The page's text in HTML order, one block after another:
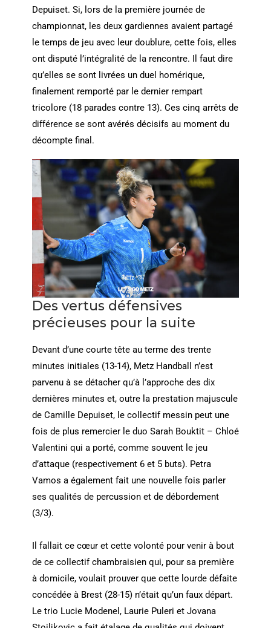
Depuiset. Si, lors de la première journée de
championnat, les deux gardiennes avaient partagé
le temps de jeu avec leur doublure, cette fois, elles
ont disputé l’intégralité de la rencontre. Il faut dire
qu’elles se sont livrées un duel homérique,
finalement remporté par le dernier rempart
tricolore (18 parades contre 13). Ces cinq arrêts de
différence se sont avérés décisifs au moment du
décompte final.
Des vertus défensives
précieuses pour la suite
Devant d’une courte tête au terme des trente
minutes initiales (13-14), Metz Handball n’est
parvenu à se détacher qu’à l’approche des dix
dernières minutes et, outre la prestation majuscule
de Camille Depuiset, le collectif messin peut une
fois de plus remercier le duo Sarah Bouktit – Chloé
Valentini qui a porté, comme souvent le jeu
d’attaque (respectivement 6 et 5 buts). Petra
Vamos a également fait une nouvelle fois parler
ses qualités de percussion et de débordement
(3/3).
Il fallait ce cœur et cette volonté pour venir à bout
de ce collectif chambraisien qui, pour sa première
à domicile, voulait prouver que cette lourde défaite
concédée à Brest (28-15) n’était qu’un faux départ.
Le trio Lucie Modenel, Laurie Puleri et Jovana